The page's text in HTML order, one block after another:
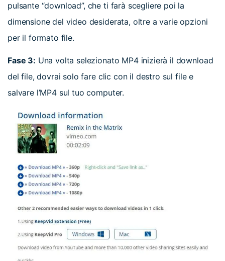
pulsante “download”, che ti farà scegliere poi la
dimensione del video desiderata, oltre a varie opzioni
per il formato file.
Fase 3: Una volta selezionato MP4 inizierà il download
del file, dovrai solo fare clic con il destro sul file e
salvare l’MP4 sul tuo computer.